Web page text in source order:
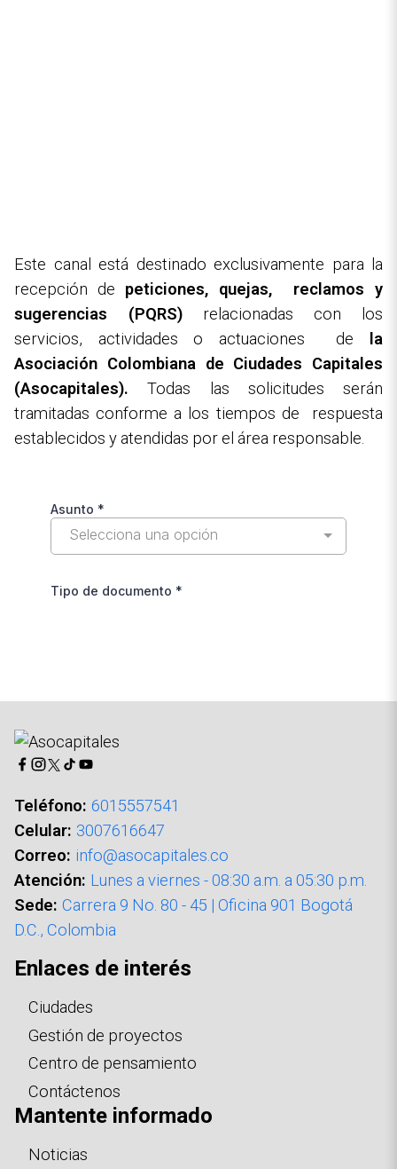
Este canal está destinado exclusivamente para la
recepción de peticiones, quejas, reclamos y
sugerencias (PQRS) relacionadas con los
servicios, actividades o actuaciones de
la
Asociación Colombiana de Ciudades Capitales
(Asocapitales). Todas las solicitudes serán
tramitadas conforme a los tiempos de respuesta
establecidos y atendidas por el área responsable.
Imagen
Teléfono: 6015557541
Celular: 3007616647
Correo: info@asocapitales.co
Atención: Lunes a viernes - 08:30 a.m. a 05:30 p.m.
Sede: Carrera 9 No. 80 - 45 | Oficina 901 Bogotá
D.C., Colombia
Enlaces de interés
Ciudades
Gestión de proyectos
Centro de pensamiento
Contáctenos
Mantente informado
Noticias